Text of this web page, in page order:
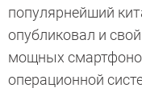
популярнейший
опубликовал и
мощных
операционной